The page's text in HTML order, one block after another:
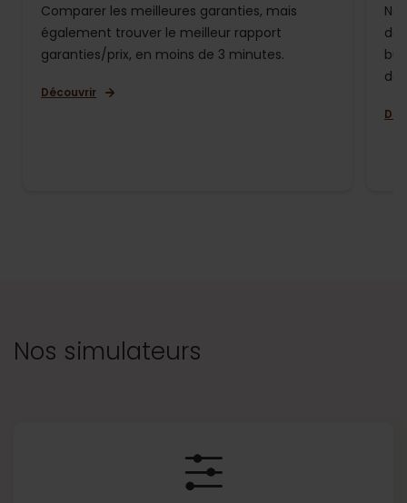
Comparer les meilleures garanties, mais
également trouver le meilleur rapport
garanties/prix, en moins de 3 minutes.
Découvrir
de
de
Nos simulateurs